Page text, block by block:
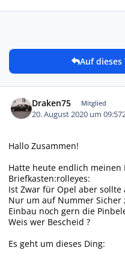
Auf
Draken75 Mitglied
20. August 2020 um 09:57
Hallo Zusammen!
Hatte heute endlich meinen
Briefkasten:rolleyes:
Ist Zwar für Opel aber sollte
Nur um auf Nummer
Einbau noch gern die
Weis wer Bescheid ?
Es geht um dieses Ding: